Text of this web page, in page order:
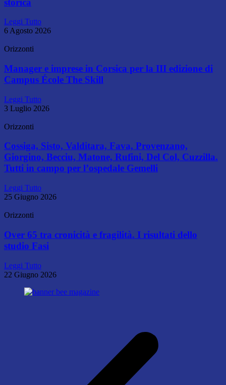
Leggi Tutto
6 Agosto 2026
Orizzonti
Manager e imprese in Corsica per la III edizione di
Campus École The Skill
Leggi Tutto
3 Luglio 2026
Orizzonti
Cossiga, Sisto, Valditara, Fava, Provenzano,
Giorgino, Becciu, Matone, Rufini, Del Col, Cuzzilla.
Tutti in campo per l’ospedale Gemelli
Leggi Tutto
25 Giugno 2026
Orizzonti
Over 65 tra cronicità e fragilità. I risultati dello
studio Fasi
Leggi Tutto
22 Giugno 2026